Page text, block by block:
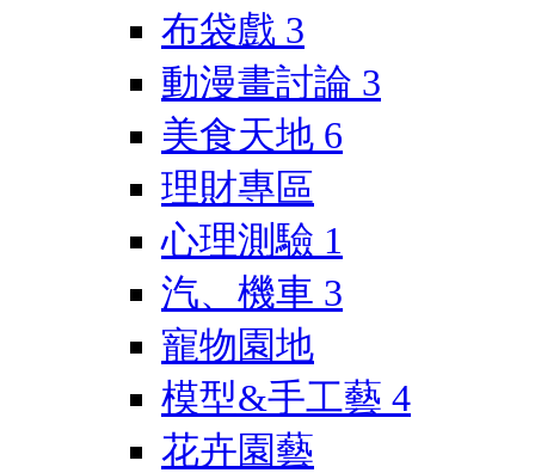
布袋戲 3
動漫畫討論 3
美食天地 6
理財專區
心理測驗 1
汽、機車 3
寵物園地
模型&手工藝 4
花卉園藝